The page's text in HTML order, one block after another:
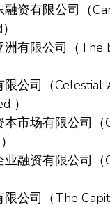
有限公司（
有限公司（The
司（Celestial
）
市场有限公司（
融资有限公司（
司（The